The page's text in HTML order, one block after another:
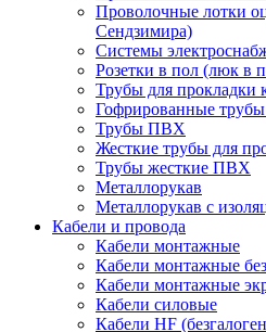
Проволочные лотки
Сендзимира)
Системы
Розетки в пол (люк в
Трубы для прокладки
Гофрированные трубы
Трубы ПВХ
Жесткие трубы для
Трубы жесткие ПВХ
Металлорукав
Металлорукав с
Кабели и провода
Кабели монтажные
Кабели монтажные
Кабели монтажные
Кабели силовые
Кабели HF